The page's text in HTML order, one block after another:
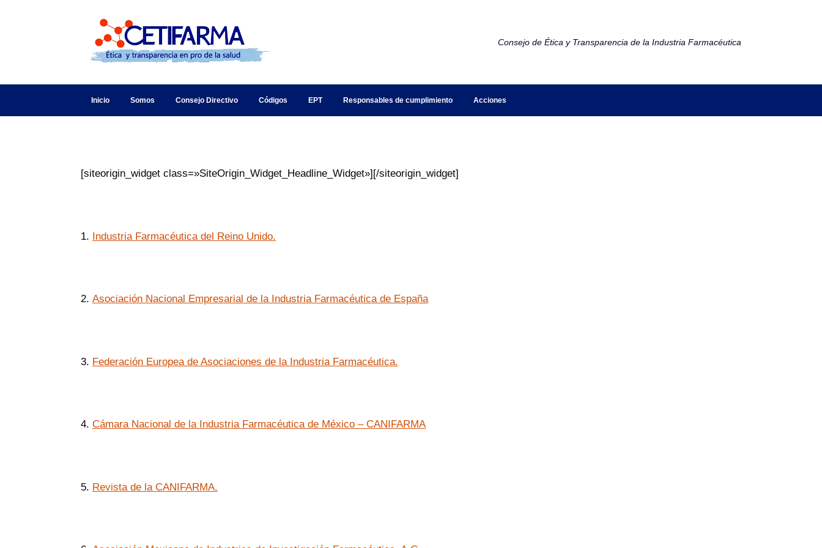
Consejo de Ética y Transparencia de la Industria Farmacéutica
Inicio Somos Consejo Directivo Códigos EPT Responsables de cumplimiento Acciones
[siteorigin_widget class=»SiteOrigin_Widget_Headline_Widget»][/siteorigin_widget]
1. Industria Farmacéutica del Reino Unido.
2. Asociación Nacional Empresarial de la Industria Farmacéutica de España
3. Federación Europea de Asociaciones de la Industria Farmacéutica.
4. Cámara Nacional de la Industria Farmacéutica de México – CANIFARMA
5. Revista de la CANIFARMA.